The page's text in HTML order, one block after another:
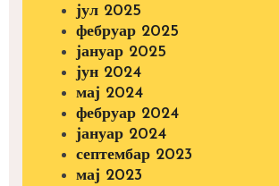
јул 2025
фебруар 2025
јануар 2025
јун 2024
мај 2024
фебруар 2024
јануар 2024
септембар 2023
мај 2023